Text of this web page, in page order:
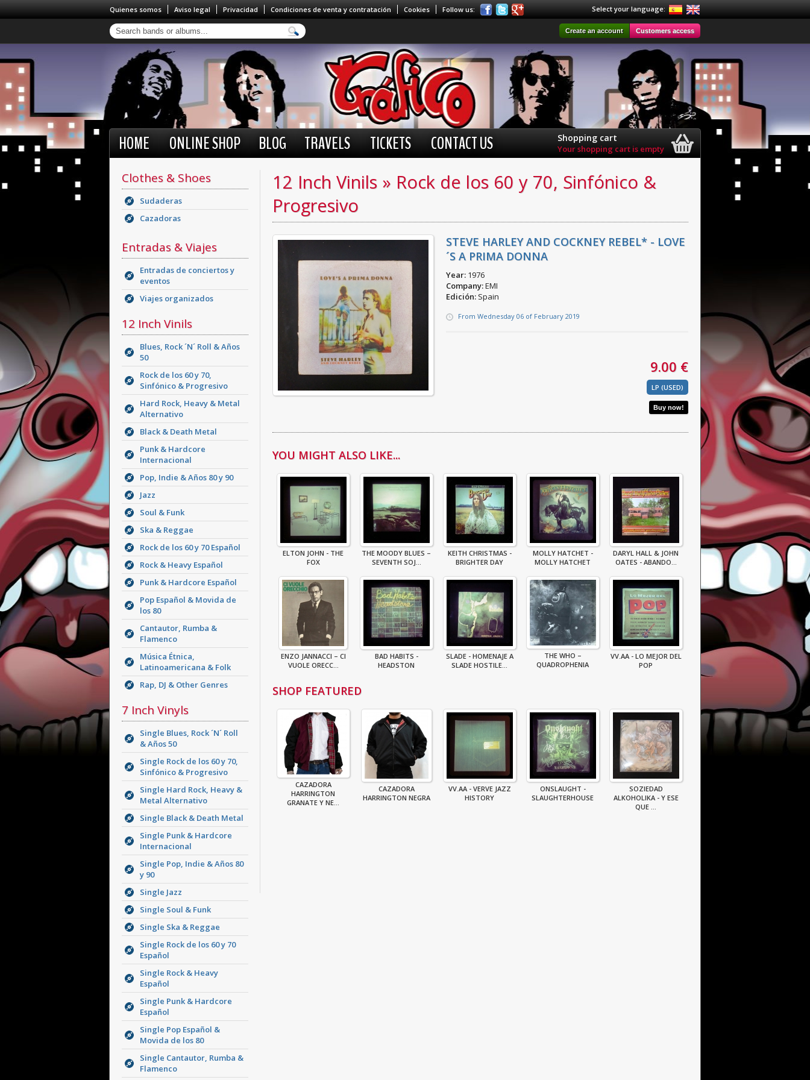
Quienes somos Aviso legal Privacidad Condiciones de venta y contratación Cookies Follow us: Select your language:
Create an account Customers access
HOME ONLINE SHOP BLOG TRAVELS TICKETS CONTACT US Shopping cart
Your shopping cart is empty
Clothes & Shoes
Sudaderas
Cazadoras
Entradas & Viajes
Entradas de conciertos y
eventos
Viajes organizados
12 Inch Vinils
Blues, Rock ´N´ Roll & Años
50
Rock de los 60 y 70,
Sinfónico & Progresivo
Hard Rock, Heavy & Metal
Alternativo
Black & Death Metal
Punk & Hardcore
Internacional
Pop, Indie & Años 80 y 90
Jazz
Soul & Funk
Ska & Reggae
Rock de los 60 y 70 Español
Rock & Heavy Español
Punk & Hardcore Español
Pop Español & Movida de
los 80
Cantautor, Rumba &
Flamenco
Música Étnica,
Latinoamericana & Folk
Rap, DJ & Other Genres
7 Inch Vinyls
Single Blues, Rock ´N´ Roll
& Años 50
Single Rock de los 60 y 70,
Sinfónico & Progresivo
Single Hard Rock, Heavy &
Metal Alternativo
Single Black & Death Metal
Single Punk & Hardcore
Internacional
Single Pop, Indie & Años 80
y 90
Single Jazz
Single Soul & Funk
Single Ska & Reggae
Single Rock de los 60 y 70
Español
Single Rock & Heavy
Español
Single Punk & Hardcore
Español
Single Pop Español &
Movida de los 80
Single Cantautor, Rumba &
Flamenco
12 Inch Vinils » Rock de los 60 y 70, Sinfónico &
Progresivo
STEVE HARLEY AND COCKNEY REBEL* - LOVE
´S A PRIMA DONNA
Year: 1976
Company:EMI
Edición: Spain
From Wednesday 06 of February 2019
9.00 €
LP (USED)
YOU MIGHT ALSO LIKE...
ELTON JOHN - THE
FOX
THE MOODY BLUES –
SEVENTH SOJ...
KEITH CHRISTMAS -
BRIGHTER DAY
MOLLY HATCHET -
MOLLY HATCHET
DARYL HALL & JOHN
OATES - ABANDO...
ENZO JANNACCI – CI
VUOLE ORECC...
BAD HABITS -
HEADSTON
SLADE - HOMENAJE A
SLADE HOSTILE...
THE WHO –
QUADROPHENIA
VV.AA - LO MEJOR DEL
POP
SHOP FEATURED
CAZADORA
HARRINGTON
GRANATE Y NE...
CAZADORA
HARRINGTON NEGRA
VV.AA - VERVE JAZZ
HISTORY
ONSLAUGHT -
SLAUGHTERHOUSE
SOZIEDAD
ALKOHOLIKA - Y ESE
QUE ...